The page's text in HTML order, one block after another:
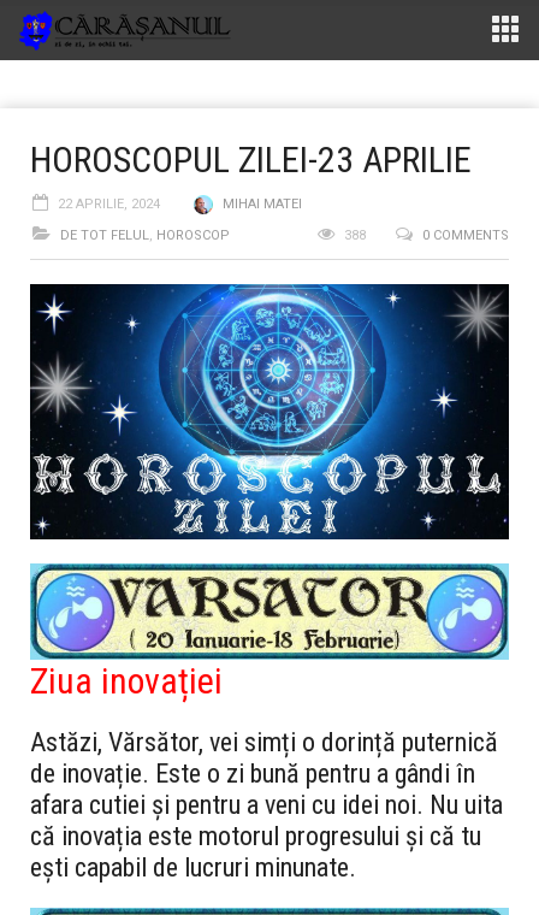
HOROSCOPUL ZILEI-23 APRILIE
22 APRILIE, 2024
MIHAI MATEI
DE TOT FELUL, HOROSCOP 0 COMMENTS
388
Ziua inovației
Astăzi, Vărsător, vei simți o dorință puternică
de inovație. Este o zi bună pentru a gândi în
afara cutiei și pentru a veni cu idei noi. Nu uita
că inovația este motorul progresului și că tu
ești capabil de lucruri minunate.